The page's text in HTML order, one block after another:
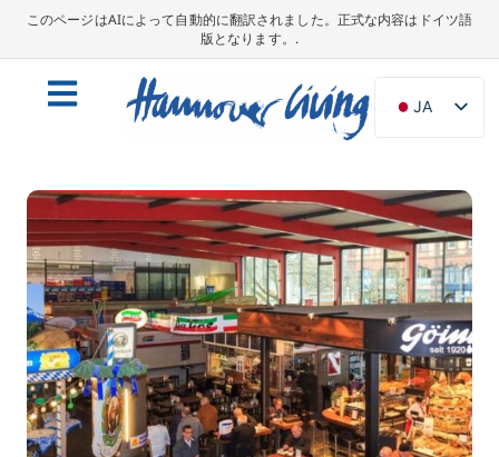
このページはAIによって自動的に翻訳されました。正式な内容はドイツ語
版となります。.
JA
DE
NL
PL
ES
IT
DA
SV
FR